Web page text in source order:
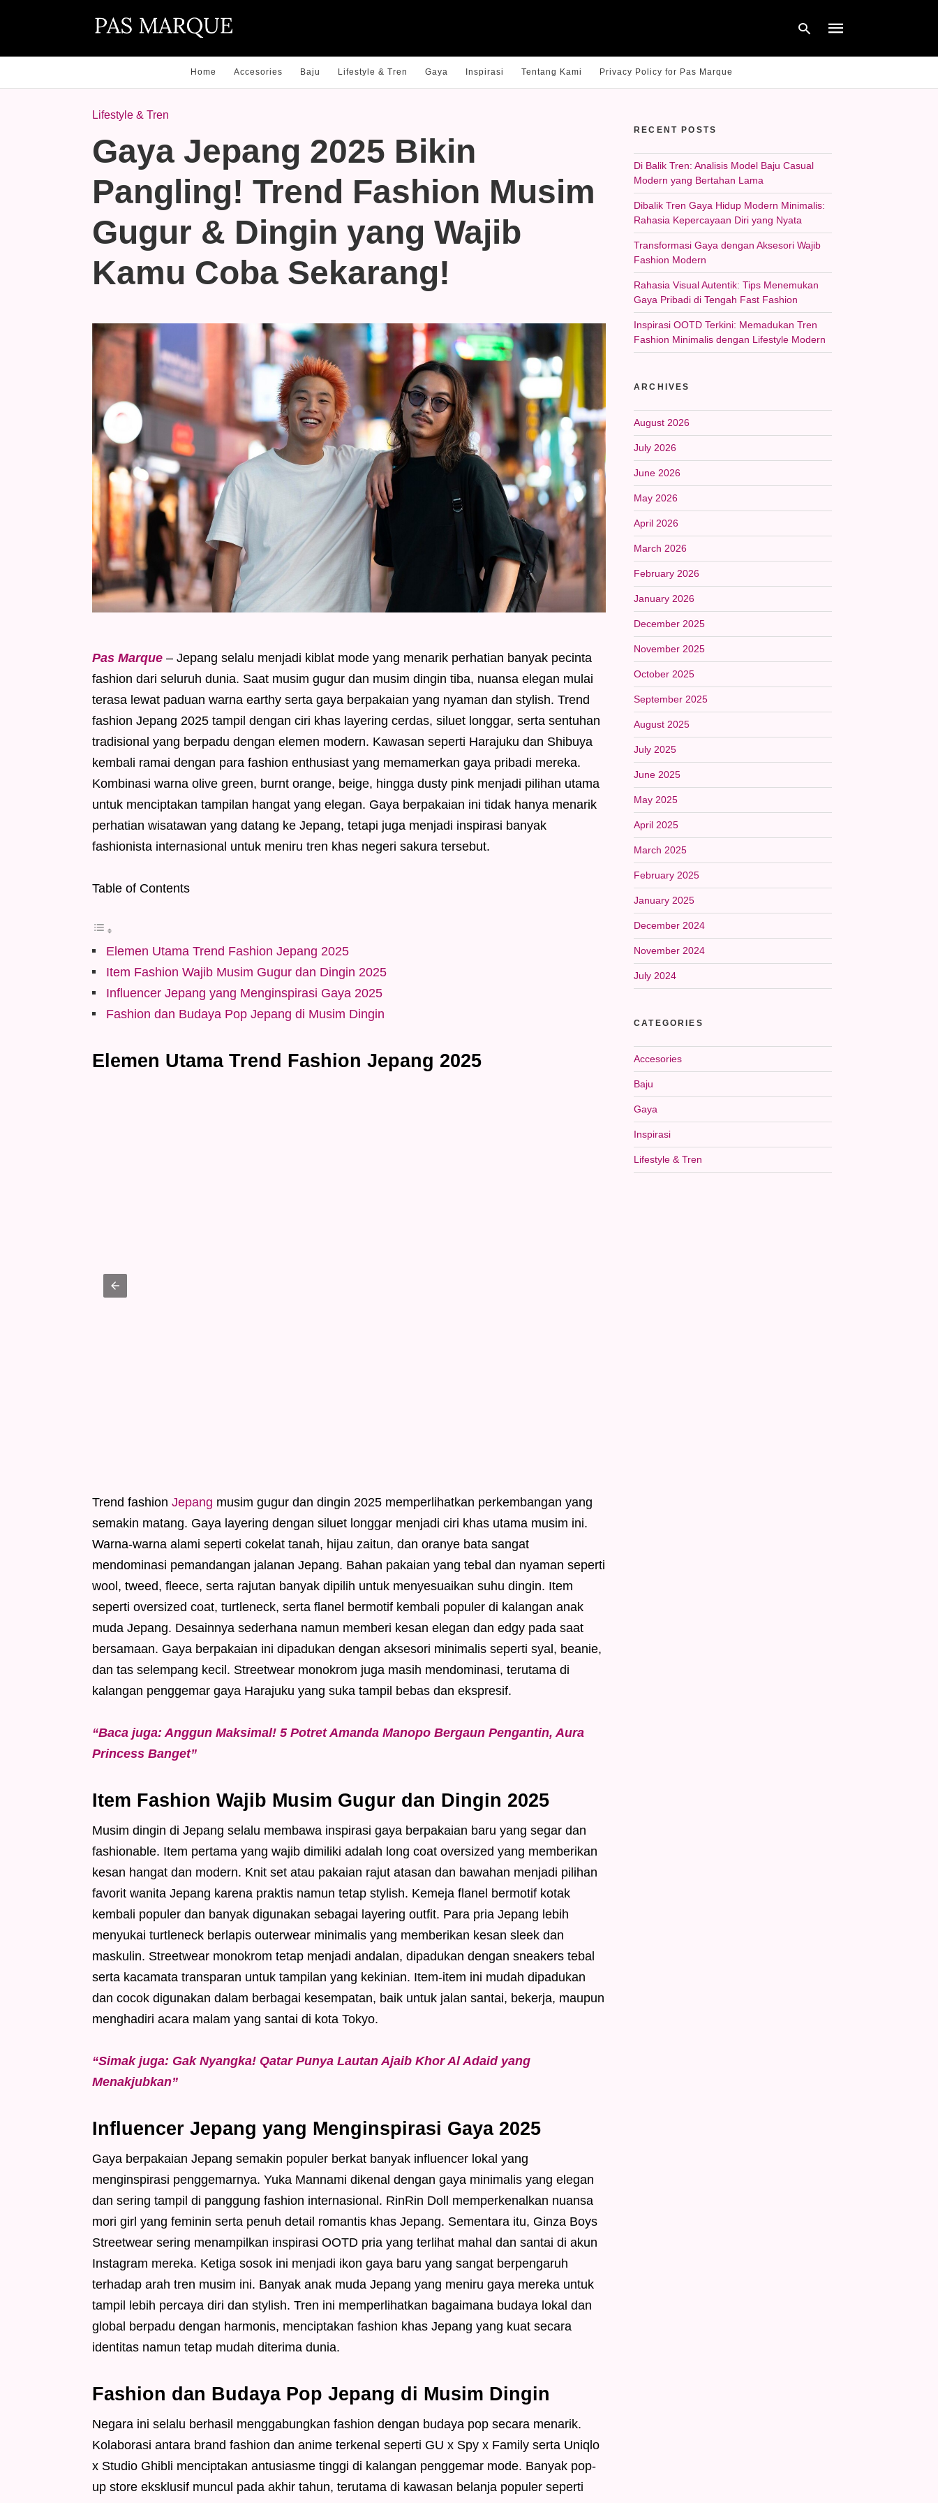
Home Accesories Baju Lifestyle & Tren Gaya Inspirasi Tentang Kami Privacy Policy for Pas Marque
Lifestyle & Tren
Gaya Jepang 2025 Bikin
Pangling! Trend Fashion Musim
Gugur & Dingin yang Wajib
Kamu Coba Sekarang!
Pas Marque – Jepang selalu menjadi kiblat mode yang menarik perhatian banyak pecinta
fashion dari seluruh dunia. Saat musim gugur dan musim dingin tiba, nuansa elegan mulai
terasa lewat paduan warna earthy serta gaya berpakaian yang nyaman dan stylish. Trend
fashion Jepang 2025 tampil dengan ciri khas layering cerdas, siluet longgar, serta sentuhan
tradisional yang berpadu dengan elemen modern. Kawasan seperti Harajuku dan Shibuya
kembali ramai dengan para fashion enthusiast yang memamerkan gaya pribadi mereka.
Kombinasi warna olive green, burnt orange, beige, hingga dusty pink menjadi pilihan utama
untuk menciptakan tampilan hangat yang elegan. Gaya berpakaian ini tidak hanya menarik
perhatian wisatawan yang datang ke Jepang, tetapi juga menjadi inspirasi banyak
fashionista internasional untuk meniru tren khas negeri sakura tersebut.
Table of Contents
Elemen Utama Trend Fashion Jepang 2025
Item Fashion Wajib Musim Gugur dan Dingin 2025
Influencer Jepang yang Menginspirasi Gaya 2025
Fashion dan Budaya Pop Jepang di Musim Dingin
Elemen Utama Trend Fashion Jepang 2025
Trend fashion Jepang musim gugur dan dingin 2025 memperlihatkan perkembangan yang
semakin matang. Gaya layering dengan siluet longgar menjadi ciri khas utama musim ini.
Warna-warna alami seperti cokelat tanah, hijau zaitun, dan oranye bata sangat
mendominasi pemandangan jalanan Jepang. Bahan pakaian yang tebal dan nyaman seperti
wool, tweed, fleece, serta rajutan banyak dipilih untuk menyesuaikan suhu dingin. Item
seperti oversized coat, turtleneck, serta flanel bermotif kembali populer di kalangan anak
muda Jepang. Desainnya sederhana namun memberi kesan elegan dan edgy pada saat
bersamaan. Gaya berpakaian ini dipadukan dengan aksesori minimalis seperti syal, beanie,
dan tas selempang kecil. Streetwear monokrom juga masih mendominasi, terutama di
kalangan penggemar gaya Harajuku yang suka tampil bebas dan ekspresif.
“Baca juga: Anggun Maksimal! 5 Potret Amanda Manopo Bergaun Pengantin, Aura
Princess Banget”
Item Fashion Wajib Musim Gugur dan Dingin 2025
Musim dingin di Jepang selalu membawa inspirasi gaya berpakaian baru yang segar dan
fashionable. Item pertama yang wajib dimiliki adalah long coat oversized yang memberikan
kesan hangat dan modern. Knit set atau pakaian rajut atasan dan bawahan menjadi pilihan
favorit wanita Jepang karena praktis namun tetap stylish. Kemeja flanel bermotif kotak
kembali populer dan banyak digunakan sebagai layering outfit. Para pria Jepang lebih
menyukai turtleneck berlapis outerwear minimalis yang memberikan kesan sleek dan
maskulin. Streetwear monokrom tetap menjadi andalan, dipadukan dengan sneakers tebal
serta kacamata transparan untuk tampilan yang kekinian. Item-item ini mudah dipadukan
dan cocok digunakan dalam berbagai kesempatan, baik untuk jalan santai, bekerja, maupun
menghadiri acara malam yang santai di kota Tokyo.
“Simak juga: Gak Nyangka! Qatar Punya Lautan Ajaib Khor Al Adaid yang
Menakjubkan”
Influencer Jepang yang Menginspirasi Gaya 2025
Gaya berpakaian Jepang semakin populer berkat banyak influencer lokal yang
menginspirasi penggemarnya. Yuka Mannami dikenal dengan gaya minimalis yang elegan
dan sering tampil di panggung fashion internasional. RinRin Doll memperkenalkan nuansa
mori girl yang feminin serta penuh detail romantis khas Jepang. Sementara itu, Ginza Boys
Streetwear sering menampilkan inspirasi OOTD pria yang terlihat mahal dan santai di akun
Instagram mereka. Ketiga sosok ini menjadi ikon gaya baru yang sangat berpengaruh
terhadap arah tren musim ini. Banyak anak muda Jepang yang meniru gaya mereka untuk
tampil lebih percaya diri dan stylish. Tren ini memperlihatkan bagaimana budaya lokal dan
global berpadu dengan harmonis, menciptakan fashion khas Jepang yang kuat secara
identitas namun tetap mudah diterima dunia.
Fashion dan Budaya Pop Jepang di Musim Dingin
Negara ini selalu berhasil menggabungkan fashion dengan budaya pop secara menarik.
Kolaborasi antara brand fashion dan anime terkenal seperti GU x Spy x Family serta Uniqlo
x Studio Ghibli menciptakan antusiasme tinggi di kalangan penggemar mode. Banyak pop-
up store eksklusif muncul pada akhir tahun, terutama di kawasan belanja populer seperti
RECENT POSTS
Di Balik Tren: Analisis Model Baju Casual
Modern yang Bertahan Lama
Dibalik Tren Gaya Hidup Modern Minimalis:
Rahasia Kepercayaan Diri yang Nyata
Transformasi Gaya dengan Aksesori Wajib
Fashion Modern
Rahasia Visual Autentik: Tips Menemukan
Gaya Pribadi di Tengah Fast Fashion
Inspirasi OOTD Terkini: Memadukan Tren
Fashion Minimalis dengan Lifestyle Modern
ARCHIVES
August 2026
July 2026
June 2026
May 2026
April 2026
March 2026
February 2026
January 2026
December 2025
November 2025
October 2025
September 2025
August 2025
July 2025
June 2025
May 2025
April 2025
March 2025
February 2025
January 2025
December 2024
November 2024
July 2024
CATEGORIES
Accesories
Baju
Gaya
Inspirasi
Lifestyle & Tren